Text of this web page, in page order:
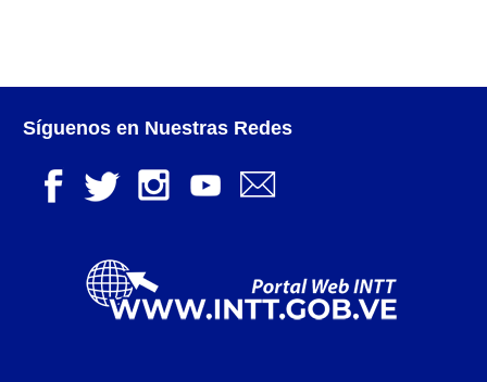
Certificación de Datos para Efectos Consulares con
Grado (4°).
Grado (5°).
Registro Original de Licencia para Conducir
Síguenos en Nuestras Redes